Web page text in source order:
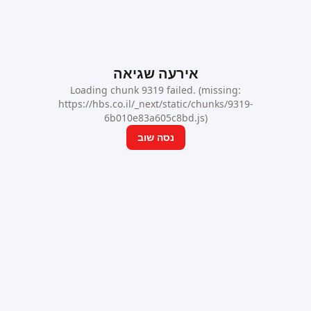
אירעה שגיאה
Loading chunk 9319 failed. (missing:
https://hbs.co.il/_next/static/chunks/9319-
6b010e83a605c8bd.js)